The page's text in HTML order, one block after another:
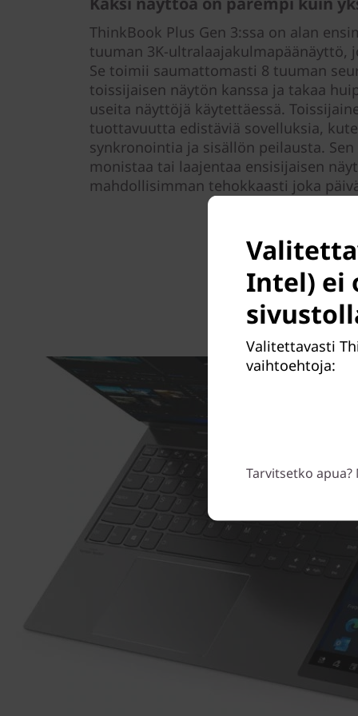
ThinkBook Plus Gen 3:ssa on alan
tuuman 3K-ultralaajakulmapäänäyttö,
Se toimii saumattomasti 8 tuuman
toissijaisen näytön kanssa ja takaa
useita näyttöjä käytettäessä.
tuottavuutta edistäviä sovelluksia,
synkronointia ja sisällön peilausta.
monistaa tai laajentaa ensisijaisen
mahdollisimman tehokkaasti joka
Intel) ei
Valitettavasti
vaihtoehtoja:
Tarvitsetko apua?